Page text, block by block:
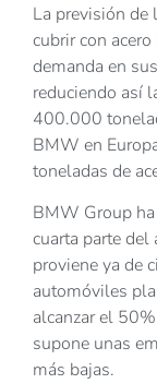
La previsión de
cubrir con
demanda en
reduciendo así
400.000
BMW en
toneladas de
BMW Group
cuarta parte del
proviene ya de
automóviles
alcanzar el
supone unas
más bajas.